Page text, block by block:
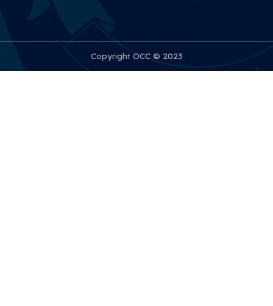
Copyright OCC © 2023